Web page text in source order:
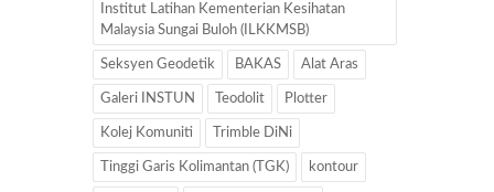
Institut Latihan Kementerian Kesihatan
Malaysia Sungai Buloh (ILKKMSB)
Seksyen Geodetik BAKAS Alat Aras
Galeri INSTUN Teodolit Plotter
Kolej Komuniti Trimble DiNi
Tinggi Garis Kolimantan (TGK) kontour